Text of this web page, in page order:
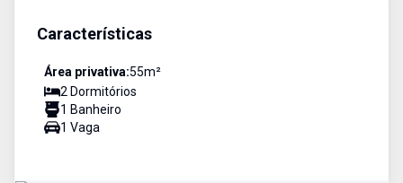
Características
Área privativa:55m²
2 Dormitórios
1 Banheiro
1 Vaga